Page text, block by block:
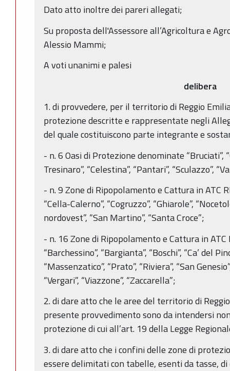
Dato atto inoltre dei pareri allegati;
Su proposta dell'Assessore all’Agricoltura e
Alessio Mammi;
A voti unanimi e palesi
delibera
1. di provvedere, per il territorio di Reggio
protezione descritte e rappresentate negli
del quale costituiscono parte integrante e
- n. 6 Oasi di Protezione denominate “Bruciati”,
Tresinaro”, “Celestina”, “Pantari”, “Sculazzo”,
- n. 9 Zone di Ripopolamento e Cattura in ATC
“Cella-Calerno”, “Cogruzzo”, “Ghiarole”,
nordovest”, “San Martino”, “Santa Croce”;
- n. 16 Zone di Ripopolamento e Cattura in ATC
“Barchessino”, “Bargianta”, “Boschi”, “Ca’ del
“Massenzatico”, “Prato”, “Riviera”, “San
“Vergari”, “Viazzone”, “Zaccarella”;
2. di dare atto che le aree del territorio di
presente provvedimento sono da intendersi
protezione di cui all’art. 19 della Legge
3. di dare atto che i confini delle zone di
essere delimitati con tabelle, esenti da tasse,